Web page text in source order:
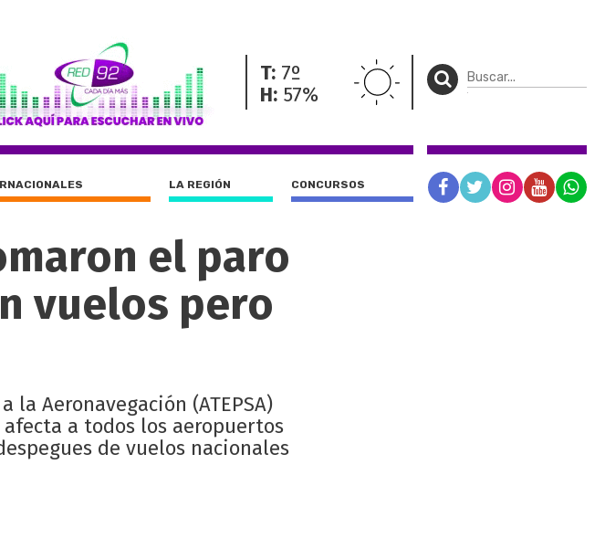
T: 7º
H: 57%
LA REGIÓN CONCURSOS
el paro
vuelos pero
la Aeronavegación (ATEPSA)
a todos los aeropuertos
de vuelos nacionales